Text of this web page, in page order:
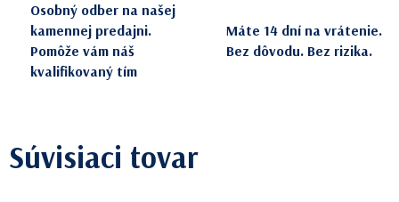
Osobný odber na našej
kamennej predajni.
Pomôže vám náš
kvalifikovaný tím
Máte 14 dní na vrátenie.
Bez dôvodu. Bez rizika.
Súvisiaci tovar